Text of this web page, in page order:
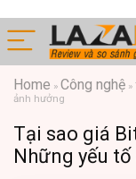
Home » Công nghệ »
ảnh hưởng
Tại sao giá
Những yếu